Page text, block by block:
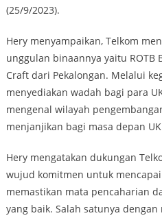
(25/9/2023).
Hery menyampaikan, Telkom
unggulan binaannya yaitu ROTB
Craft dari Pekalongan. Melalui
menyediakan wadah bagi para
mengenal wilayah
menjanjikan bagi masa depan
Hery mengatakan dukungan
wujud komitmen untuk
memastikan mata pencaharian
yang baik. Salah satunya